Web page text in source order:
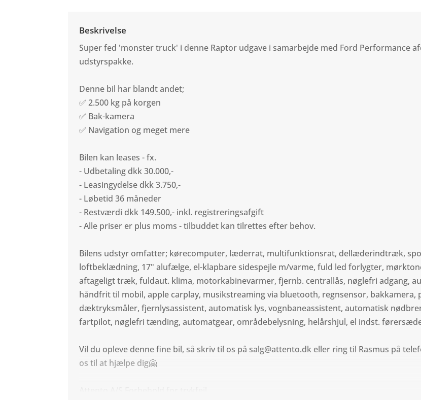
Beskrivelse
Super fed 'monster truck' i denne Raptor udgave i samarbejde med Ford Performance
udstyrspakke.
Denne bil har blandt andet;
✅ 2.500 kg på korgen
✅ Bak-kamera
✅ Navigation og meget mere
Bilen kan leases - fx.
- Udbetaling dkk 30.000,-
- Leasingydelse dkk 3.750,-
- Løbetid 36 måneder
- Restværdi dkk 149.500,- inkl. registreringsafgift
- Alle priser er plus moms - tilbuddet kan tilrettes efter behov.
Bilens udstyr omfatter; kørecomputer, læderrat, multifunktionsrat, dellæderindtræk,
loftbeklædning, 17" alufælge, el-klapbare sidespejle m/varme, fuld led forlygter,
aftageligt træk, fuldaut. klima, motorkabinevarmer, fjernb. centrallås, nøglefri adgang,
håndfrit til mobil, apple carplay, musikstreaming via bluetooth, regnsensor, bakkamera,
dæktryksmåler, fjernlysassistent, automatisk lys, vognbaneassistent, automatisk
fartpilot, nøglefri tænding, automatgear, områdebelysning, helårshjul, el indst.
Vil du opleve denne fine bil, så skriv til os på salg@attento.dk eller ring til Rasmus på
os til at hjælpe dig🤗